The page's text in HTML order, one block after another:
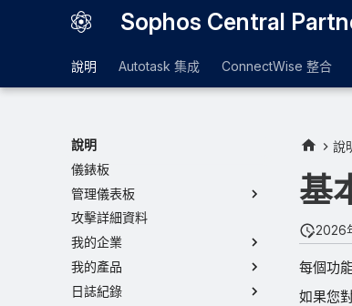
Sophos Central
說明 Autotask 集成 ConnectWise 整合
說明
儀錶板
管理儀表板
攻擊詳細資料
我的企業
我的產品
日誌紀錄
說
基
2026
每個功
如果您